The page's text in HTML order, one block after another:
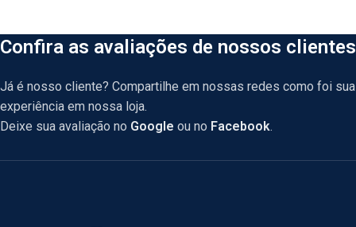
Confira as avaliações de nossos clientes
Já é nosso cliente? Compartilhe em nossas redes como foi sua
experiência em nossa loja.
Deixe sua avaliação no Google ou no Facebook.